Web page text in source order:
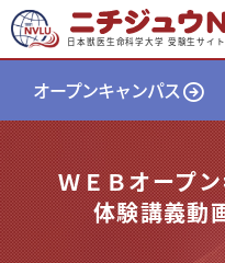
日本獣医生命科学大学 受験生サイト
オープンキャンパス
ＷＥＢオープ
体験講義動